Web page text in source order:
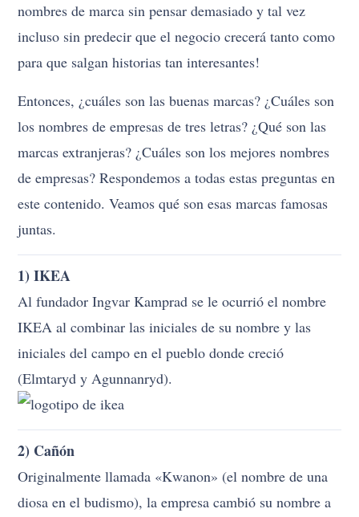
nombres de marca sin pensar demasiado y tal vez
incluso sin predecir que el negocio crecerá tanto como
para que salgan historias tan interesantes!
Entonces, ¿cuáles son las buenas marcas? ¿Cuáles son
los nombres de empresas de tres letras? ¿Qué son las
marcas extranjeras? ¿Cuáles son los mejores nombres
de empresas? Respondemos a todas estas preguntas en
este contenido. Veamos qué son esas marcas famosas
juntas.
1) IKEA
Al fundador Ingvar Kamprad se le ocurrió el nombre
IKEA al combinar las iniciales de su nombre y las
iniciales del campo en el pueblo donde creció
(Elmtaryd y Agunnanryd).
2) Cañón
Originalmente llamada «Kwanon» (el nombre de una
diosa en el budismo), la empresa cambió su nombre a